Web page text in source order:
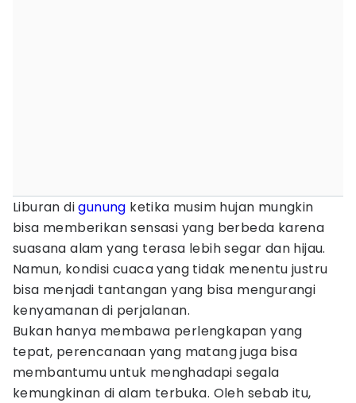
Liburan digunung ketika musim hujan mungkin
bisa memberikan sensasi yang berbeda karena
suasana alam yang terasa lebih segar dan hijau.
Namun, kondisi cuaca yang tidak menentu justru
bisa menjadi tantangan yang bisa mengurangi
kenyamanan di perjalanan.
Bukan hanya membawa perlengkapan yang
tepat, perencanaan yang matang juga bisa
membantumu untuk menghadapi segala
kemungkinan di alam terbuka. Oleh sebab itu,